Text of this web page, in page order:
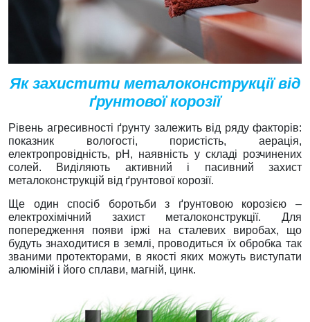
Як захистити металоконструкції від
ґрунтової корозії
Рівень агресивності ґрунту залежить від ряду факторів:
показник вологості, пористість, аерація,
електропровідність, pH, наявність у складі розчинених
солей. Виділяють активний і пасивний захист
металоконструкцій від ґрунтової корозії.
Ще один спосіб боротьби з ґрунтовою корозією –
електрохімічний захист металоконструкції. Для
попередження появи іржі на сталевих виробах, що
будуть знаходитися в землі, проводиться їх обробка так
званими протекторами, в якості яких можуть виступати
алюміній і його сплави, магній, цинк.